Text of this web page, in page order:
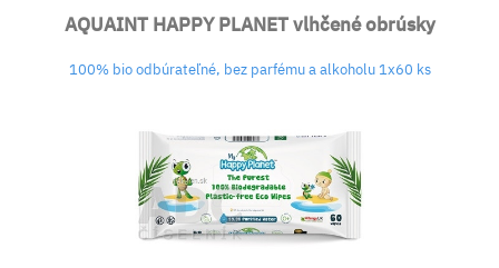
AQUAINT HAPPY PLANET vlhčené obrúsky
100% bio odbúrateľné, bez parfému a alkoholu 1x60 ks